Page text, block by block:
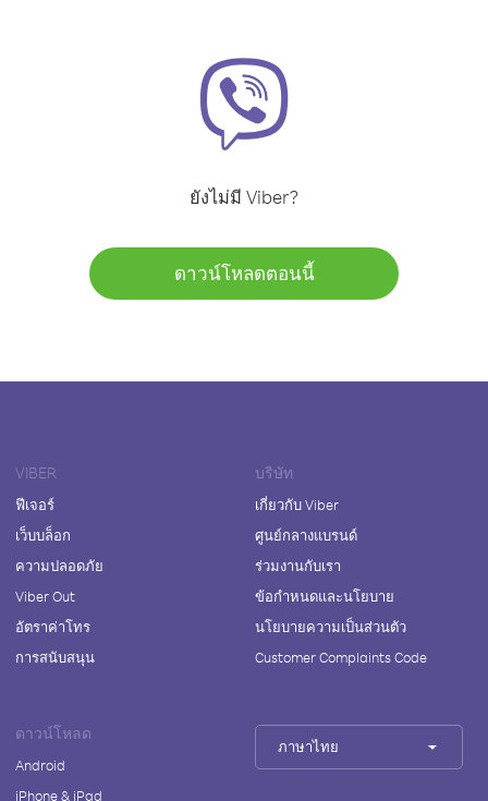
ยังไม่มี Viber?
ดาวน์โหลดตอนนี้
VIBER
ฟีเจอร์
เว็บบล็อก
ความปลอดภัย
Viber Out
อัตราค่าโทร
การสนับสนุน
บริษัท
เกี่ยวกับ Viber
ศูนย์กลางแบรนด์
ร่วมงานกับเรา
ข้อกำหนดและนโยบาย
นโยบายความเป็นส่วนตัว
Customer Complaints Code
ดาวน์โหลด
Android
iPhone & iPad
ภาษาไทย